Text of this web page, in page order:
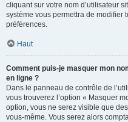
cliquant sur votre nom d’utilisateur
système vous permettra de modifier
préférences.
Haut
Comment puis-je masquer mon
en ligne ?
Dans le panneau de contrôle de
vous trouverez l’option « Masquer
option, vous ne serez visible que
vous-même. Vous serez alors